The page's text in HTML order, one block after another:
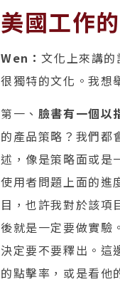
美國工作
Wen：文化上來講
很獨特的文化。我想
第一、 臉書有一個以
的產品策略？我們都
述，像是策略面或是
使用者問題上面的進
目，也許我對於該項
後就是一定要做實驗
決定要不要釋出。這
的點擊率，或是看他